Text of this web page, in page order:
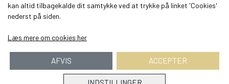
Tilmeld
kan altid tilbagekalde dit samtykke ved at trykke på linket 'Cookies'
nederst på siden.
Læs mere om cookies her
AFVIS ACCEPTER